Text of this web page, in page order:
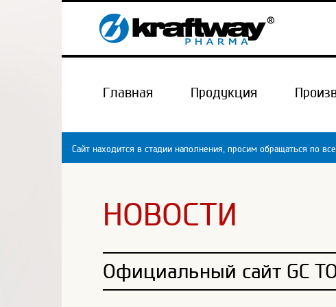
Главная Продукция
Сайт находится в стадии наполнения, просим обращаться по
НОВОСТИ
Официальный сайт GC